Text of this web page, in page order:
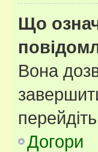
Що
Вона
Догори